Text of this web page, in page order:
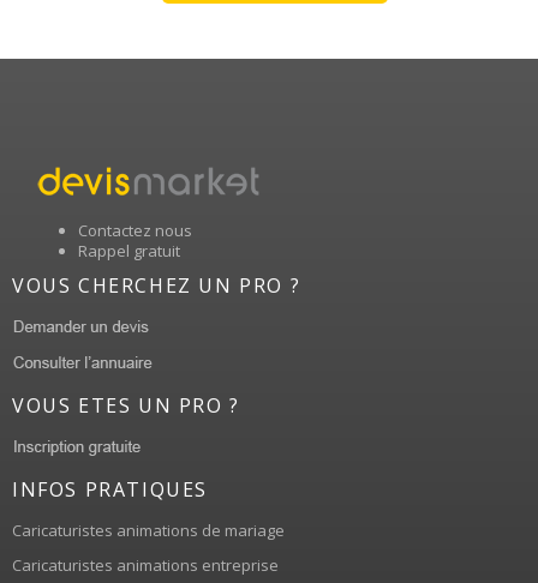
Contactez nous
Rappel gratuit
VOUS CHERCHEZ UN PRO ?
VOUS ETES UN PRO ?
INFOS PRATIQUES
Caricaturistes animations de mariage
Caricaturistes animations entreprise